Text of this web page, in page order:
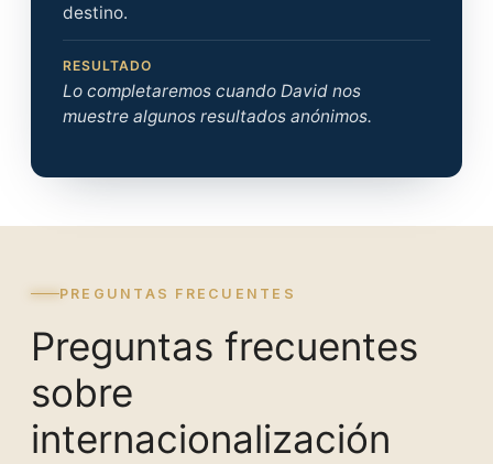
destino.
RESULTADO
Lo completaremos cuando David nos
muestre algunos resultados anónimos.
PREGUNTAS FRECUENTES
Preguntas frecuentes
sobre
internacionalización